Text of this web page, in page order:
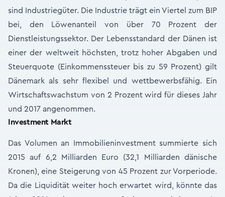
sind Industriegüter. Die Industrie trägt ein Viertel zum BIP
bei, den Löwenanteil von über 70 Prozent der
Dienstleistungssektor. Der Lebensstandard der Dänen ist
einer der weltweit höchsten, trotz hoher Abgaben und
Steuerquote (Einkommenssteuer bis zu 59 Prozent) gilt
Dänemark als sehr flexibel und wettbewerbsfähig. Ein
Wirtschaftswachstum von 2 Prozent wird für dieses Jahr
und 2017 angenommen.
Investment Markt
Das Volumen an Immobilieninvestment summierte sich
2015 auf 6,2 Milliarden Euro (32,1 Milliarden dänische
Kronen), eine Steigerung von 45 Prozent zur Vorperiode.
Da die Liquidität weiter hoch erwartet wird, könnte das